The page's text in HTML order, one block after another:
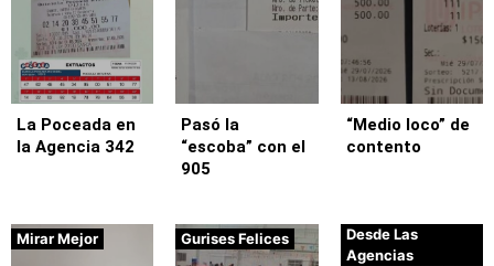
La Poceada en
la Agencia 342
Pasó la
“escoba” con el
905
“Medio loco” de
contento
Mirar Mejor Gurises Felices
Desde Las
Agencias